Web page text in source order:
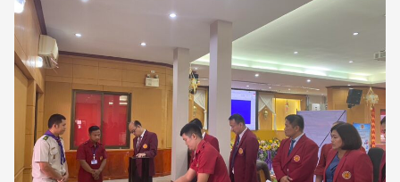
Search
for:
Search